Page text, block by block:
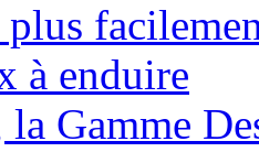
à enduire
la Gamme